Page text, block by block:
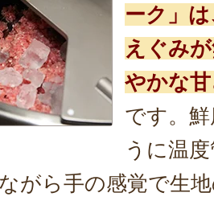
ーク」
えぐみ
やかな
です。
うに温
がら手の感覚で生